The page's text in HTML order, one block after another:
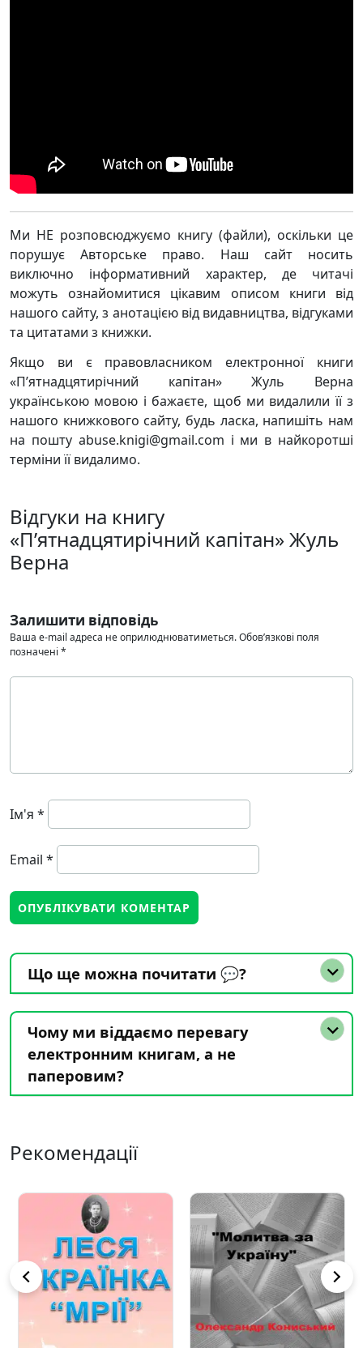
Ми НЕ розповсюджуємо книгу (файли), оскільки це
порушує Авторське право. Наш сайт носить
виключно інформативний характер, де читачі
можуть ознайомитися цікавим описом книги від
нашого сайту, з анотацією від видавництва, відгуками
та цитатами з книжки.
Якщо ви є правовласником електронної книги
«П’ятнадцятирічний капітан» Жуль Верна
українською мовою і бажаєте, щоб ми видалили її з
нашого книжкового сайту, будь ласка, напишіть нам
на пошту abuse.knigi@gmail.com і ми в найкоротші
терміни її видалимо.
Відгуки на книгу
«П’ятнадцятирічний капітан» Жуль
Верна
Залишити відповідь
Ваша e-mail адреса не оприлюднюватиметься.Обов’язкові поля
позначені *
Ім'я *
Email *
Що ще можна почитати 💬?
Чому ми віддаємо перевагу
електронним книгам, а не
паперовим?
Рекомендації